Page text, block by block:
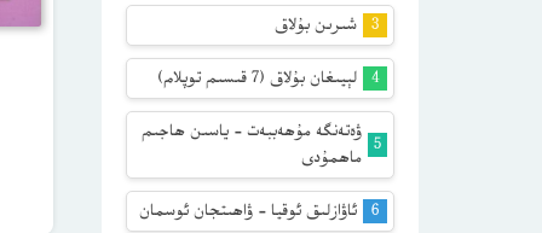
شىرىن بۇلاق
لېيىغان بۇلاق (7 قىسىم توپلام)
ۋەتەنگە مۇھەببەت – ياسىن ھاجىم
ماھمۇدى
ئاۋازلىق ئوقيا – ۋاھىتجان ئوسمان